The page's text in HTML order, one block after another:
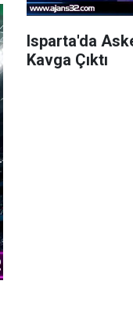
Isparta'da
Kavga Çıktı